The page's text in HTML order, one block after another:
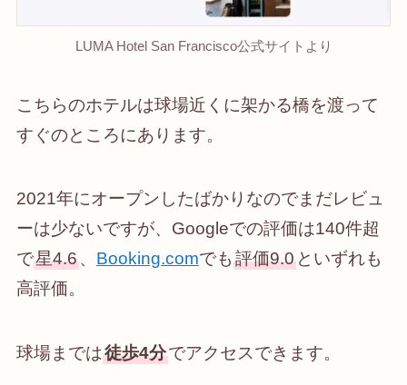
LUMA Hotel San Francisco公式サイトより
こちらのホテルは球場近くに架かる橋を渡って
すぐのところにあります。
2021年にオープンしたばかりなのでまだレビュ
ーは少ないですが、Googleでの評価は140件超
で星4.6、 Booking.comでも 評価9.0といずれも
高評価。
球場までは徒歩4分でアクセスできます。